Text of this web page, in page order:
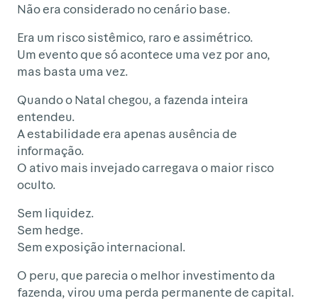
Não era considerado no cenário base.
Era um risco sistêmico, raro e assimétrico.
Um evento que só acontece uma vez por ano,
mas basta uma vez.
Quando o Natal chegou, a fazenda inteira
entendeu.
A estabilidade era apenas ausência de
informação.
O ativo mais invejado carregava o maior risco
oculto.
Sem liquidez.
Sem hedge.
Sem exposição internacional.
O peru, que parecia o melhor investimento da
fazenda, virou uma perda permanente de capital.